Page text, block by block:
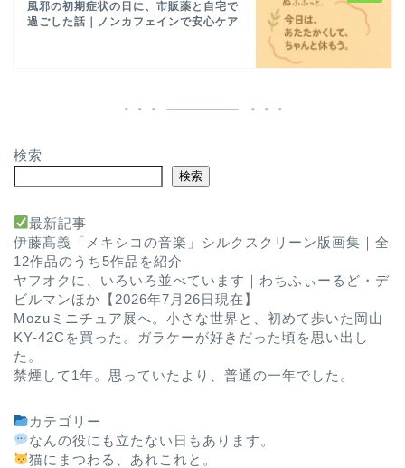
風邪の初期症状の日に、市販薬と自宅で
過ごした話｜ノンカフェインで安心ケア
検索
検索
最新記事
伊藤髙義「メキシコの音楽」シルクスクリーン版画集｜全
12作品のうち5作品を紹介
ヤフオクに、いろいろ並べています｜わちふぃーるど・デ
ビルマンほか【2026年7月26日現在】
Mozuミニチュア展へ。小さな世界と、初めて歩いた岡山
KY-42Cを買った。ガラケーが好きだった頃を思い出し
た。
禁煙して1年。思っていたより、普通の一年でした。
カテゴリー
なんの役にも立たない日もあります。
猫にまつわる、あれこれと。